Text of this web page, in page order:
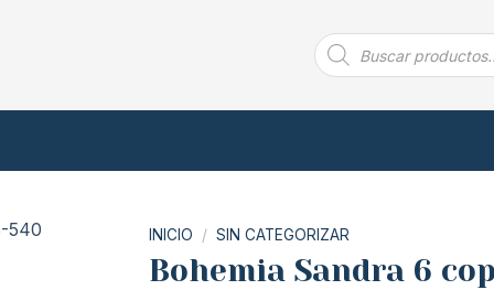
Búsqueda
de
productos
INICIO / SIN CATEGORIZAR
Bohemia Sandra 6